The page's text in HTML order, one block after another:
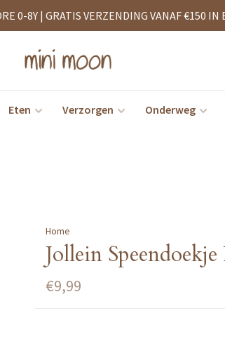
0-8Y | GRATIS VERZENDING VANAF €150 IN
Eten Verzorgen Onderweg
Home
Jollein
€9,99